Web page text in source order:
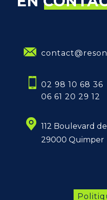
02 98 10 68 36
06 61 20 29 12
112 Boulevard
29000 Quimper